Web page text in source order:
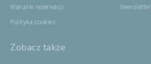
Warunki rezerwacji
Polityka cookies
Newsletter
Zobacz także